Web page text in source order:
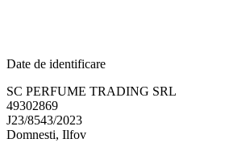
Date de identificare
SC PERFUME TRADING SRL
49302869
J23/8543/2023
Domnesti, Ilfov